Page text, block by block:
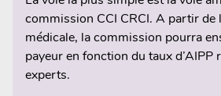
commission CCI CRCI. A partir de
médicale, la commission pourra
payeur en fonction du taux d’AIPP
experts.